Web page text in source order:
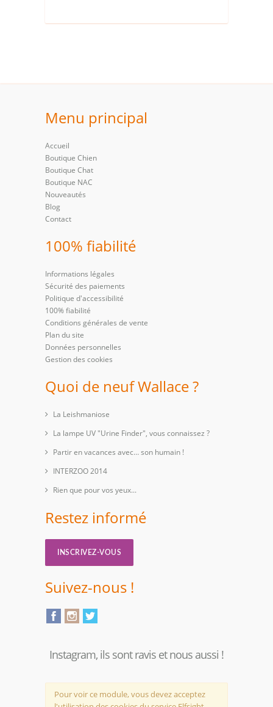
Menu principal
Accueil
Boutique Chien
Boutique Chat
Boutique NAC
Nouveautés
Blog
Contact
100% fiabilité
Informations légales
Sécurité des paiements
Politique d'accessibilité
100% fiabilité
Conditions générales de vente
Plan du site
Données personnelles
Gestion des cookies
Quoi de neuf Wallace ?
La Leishmaniose
La lampe UV "Urine Finder", vous connaissez ?
Partir en vacances avec… son humain !
INTERZOO 2014
Rien que pour vos yeux...
Restez informé
INSCRIVEZ-VOUS
Suivez-nous !
Instagram, ils sont ravis et nous aussi !
Pour voir ce module, vous devez acceptez